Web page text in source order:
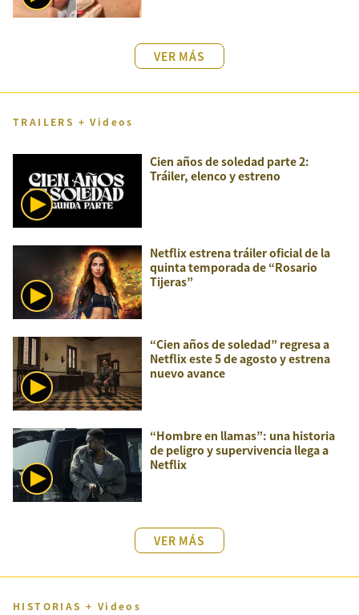
VER MÁS
TRAILERS + Videos
Cien años de soledad parte 2:
Tráiler, elenco y estreno
Netflix estrena tráiler oficial de la
quinta temporada de “Rosario
Tijeras”
“Cien años de soledad” regresa a
Netflix este 5 de agosto y estrena
nuevo avance
“Hombre en llamas”: una historia
de peligro y supervivencia llega a
Netflix
VER MÁS
HISTORIAS + Videos